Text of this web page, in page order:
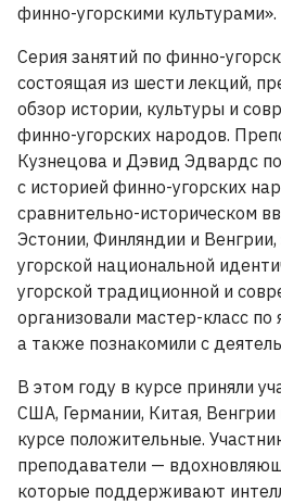
финно-угорскими культурами».
Серия занятий по финно-
состоящая из шести лекций,
обзор истории, культуры и
финно-угорских народов.
Кузнецова и Дэвид Эдвардс
с историей финно-угорских
сравнительно-историческом
Эстонии, Финляндии и
угорской национальной
угорской традиционной и
организовали мастер-класс по
а также познакомили с
В этом году в курсе приняли
США, Германии, Китая,
курсе положительные.
преподаватели —
которые поддерживают